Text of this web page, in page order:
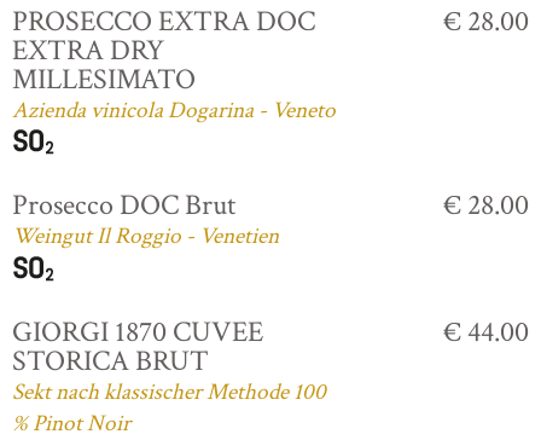
PROSECCO EXTRA DOC
EXTRA DRY
MILLESIMATO
Azienda vinicola Dogarina - Veneto
€ 28.00
Prosecco DOC Brut
Weingut Il Roggio - Venetien
€ 28.00
GIORGI 1870 CUVEE
STORICA BRUT
Sekt nach klassischer Methode 100
% Pinot Noir
€ 44.00